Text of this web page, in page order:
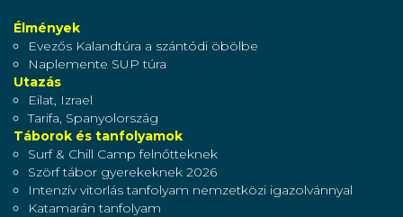
Élmények
Evezős Kalandtúra a szántódi öbölbe
Naplemente SUP túra
Utazás
Eilat, Izrael
Tarifa, Spanyolország
Táborok és tanfolyamok
Surf & Chill Camp felnőtteknek
Szörf tábor gyerekeknek 2026
Intenzív vitorlás tanfolyam nemzetközi igazolvánnyal
Katamarán tanfolyam